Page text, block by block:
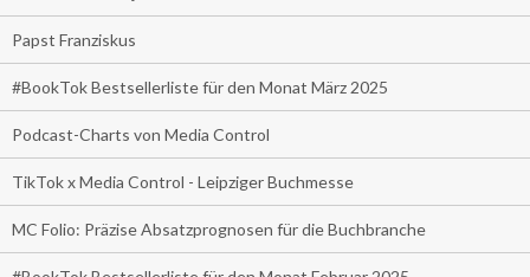
Papst Franziskus
#BookTok Bestsellerliste für den Monat März 2025
Podcast-Charts von Media Control
TikTok x Media Control - Leipziger Buchmesse
MC Folio: Präzise Absatzprognosen für die Buchbranche